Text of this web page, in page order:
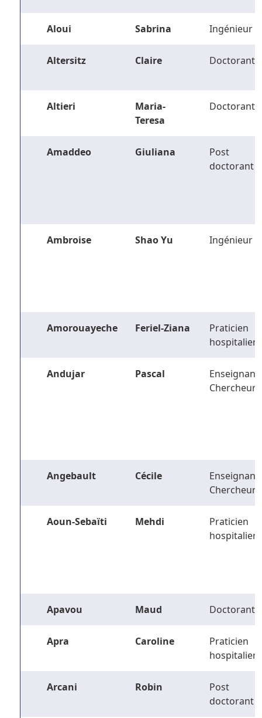
Aloui Sabrina Ingénieur
Altersitz Claire Doctorant
Altieri
Maria-
Teresa
Doctorant
Amaddeo Giuliana
Post
doctorant
Ambroise Shao Yu Ingénieur
Amorouayeche Feriel-Ziana
Praticien
hospitalier
Andujar Pascal
Enseignant-
Chercheur
Angebault Cécile
Enseignant-
Chercheur
Aoun-Sebaïti Mehdi
Praticien
hospitalier
Apavou Maud Doctorant
Apra Caroline
Praticien
hospitalier
Arcani Robin
Post
doctorant